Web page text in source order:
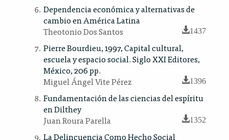
Dependencia económica y alternativas de
cambio en América Latina
Theotonio Dos Santos
1437
Pierre Bourdieu, 1997, Capital cultural,
escuela y espacio social. Siglo XXI Editores,
México, 206 pp.
Miguel Ángel Vite Pérez
1396
Fundamentación de las ciencias del espíritu
en Dilthey
Juan Roura Parella
1352
La Delincuencia Como Hecho Social